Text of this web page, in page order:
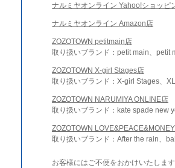
ナルミヤオンライン Yahoo!ショッピ
ナルミヤオンライン Amazon店
ZOZOTOWN petitmain店
取り扱いブランド：petit main、petit
ZOZOTOWN X-girl Stages店
取り扱いブランド：X-girl Stages、
ZOZOTOWN NARUMIYA ONLINE店
取り扱いブランド：kate spade new
ZOZOTOWN
取り扱いブランド：After the rain、
お客様にはご不便をおかけいたしま